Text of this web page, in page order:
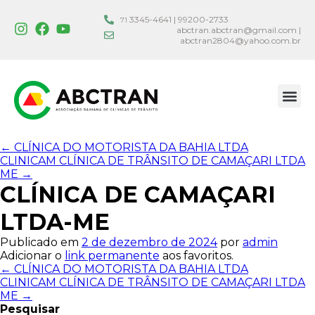
71 3345-4641 | 99200-2733
abctran.abctran@gmail.com |
abctran2804@yahoo.com.br
← CLÍNICA DO MOTORISTA DA BAHIA LTDA
CLINICAM CLÍNICA DE TRÂNSITO DE CAMAÇARI LTDA
ME →
CLÍNICA DE CAMAÇARI
LTDA-ME
Publicado em 2 de dezembro de 2024 por admin
Adicionar o link permanente aos favoritos.
← CLÍNICA DO MOTORISTA DA BAHIA LTDA
CLINICAM CLÍNICA DE TRÂNSITO DE CAMAÇARI LTDA
ME →
Pesquisar